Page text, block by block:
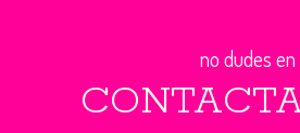
no dudes en